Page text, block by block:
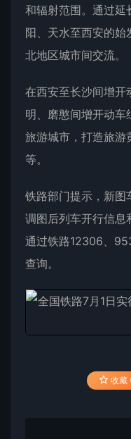
和辐射范围。通过延
阳、天水至西安的始
北地区城市间交流。
在西安至长沙间增开
明、磨憨间增开动车
旅游城市，打造旅游
等。
铁路部门提示，新图
调图后列车开行信息
通过铁路12306、
查询。
收藏